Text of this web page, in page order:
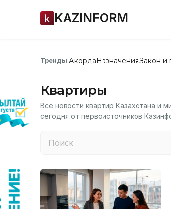
KAZINFORM
Тренды:АкордаНазначенияЗакон и
Квартиры
Все новости квартир Казахстана и
сегодня от первоисточников